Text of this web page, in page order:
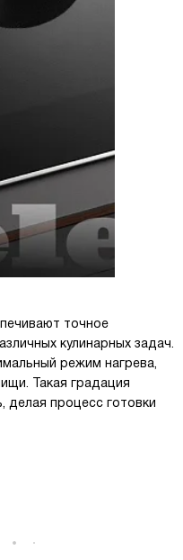
точное
кулинарных задач.
режим нагрева,
Такая градация
делая процесс готовки